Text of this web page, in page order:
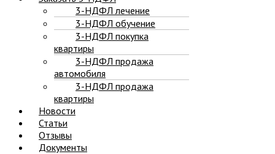
3-НДФЛ лечение
3-НДФЛ обучение
3-НДФЛ покупка
квартиры
3-НДФЛ продажа
автомобиля
3-НДФЛ продажа
квартиры
Новости
Статьи
Отзывы
Документы